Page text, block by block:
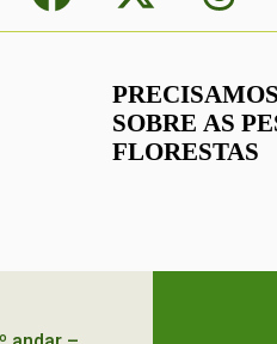
SOBRE AS
FLORESTAS